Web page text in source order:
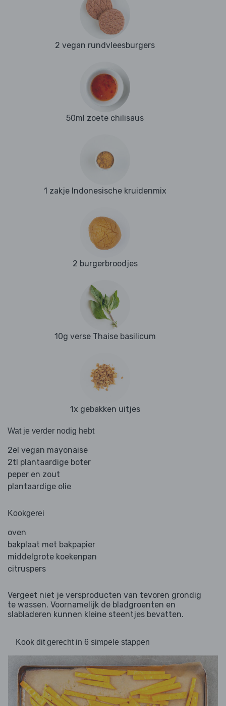
2 vegan rundvleesburgers
50ml zoete chilisaus
1 zakje Indonesische kruidenmix
2 burgerbroodjes
10g verse Thaise basilicum
1x gebakken uitjes
Wat je verder nodig hebt
2el vegan mayonaise
2tl plantaardige boter
peper en zout
plantaardige olie
Kookgerei
oven
bakplaat met bakpapier
middelgrote koekenpan
citruspers
Vergeet niet je versproducten van tevoren grondig
te wassen. Voornamelijk de bladgroenten en
slabladeren kunnen kleine steentjes bevatten.
Kook dit gerecht in 6 simpele stappen